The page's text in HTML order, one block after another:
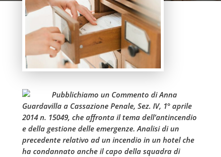
Pubblichiamo un Commento di Anna
Guardavilla a Cassazione Penale, Sez. IV, 1° aprile
2014 n. 15049, che affronta il tema dell’antincendio
e della gestione delle emergenze. Analisi di un
precedente relativo ad un incendio in un hotel che
ha condannato anche il capo della squadra di